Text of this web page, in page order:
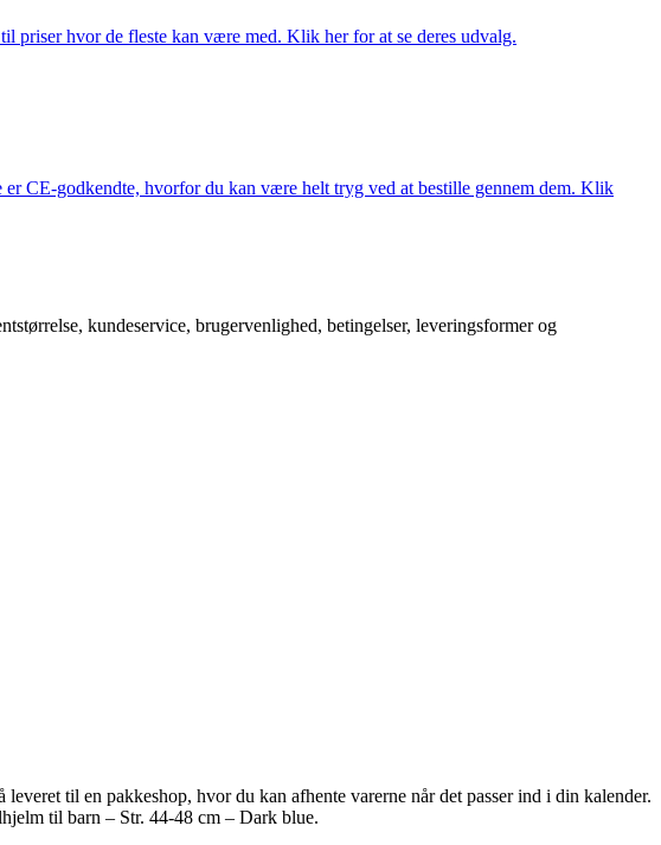
priser hvor de fleste kan være med. Klik her for at se deres udvalg.
CE-godkendte, hvorfor du kan være helt tryg ved at bestille gennem dem. Klik
kundeservice, brugervenlighed, betingelser, leveringsformer og
til en pakkeshop, hvor du kan afhente varerne når det passer ind i din kalender.
til barn – Str. 44-48 cm – Dark blue.